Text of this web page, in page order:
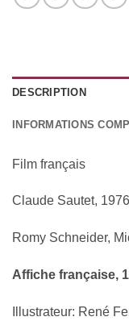
DESCRIPTION
INFORMATIONS
Film français
Claude Sautet, 1976
Romy Schneider,
Affiche française,
Illustrateur: René